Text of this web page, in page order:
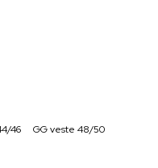
46 GG veste 48/50